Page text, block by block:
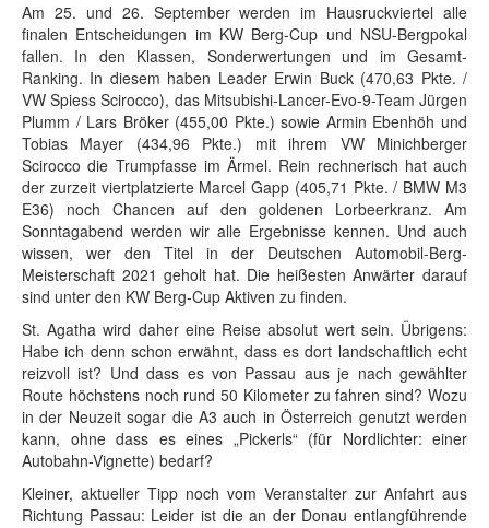
Am 25. und 26. September werden im Hausruckviertel alle
finalen Entscheidungen im KW Berg-Cup und NSU-Bergpokal
fallen. In den Klassen, Sonderwertungen und im Gesamt-
Ranking. In diesem haben Leader Erwin Buck (470,63 Pkte. /
VW Spiess Scirocco), das Mitsubishi-Lancer-Evo-9-Team Jürgen
Plumm / Lars Bröker (455,00 Pkte.) sowie Armin Ebenhöh und
Tobias Mayer (434,96 Pkte.) mit ihrem VW Minichberger
Scirocco die Trumpfasse im Ärmel. Rein rechnerisch hat auch
der zurzeit viertplatzierte Marcel Gapp (405,71 Pkte. / BMW M3
E36) noch Chancen auf den goldenen Lorbeerkranz. Am
Sonntagabend werden wir alle Ergebnisse kennen. Und auch
wissen, wer den Titel in der Deutschen Automobil-Berg-
Meisterschaft 2021 geholt hat. Die heißesten Anwärter darauf
sind unter den KW Berg-Cup Aktiven zu finden.
St. Agatha wird daher eine Reise absolut wert sein. Übrigens:
Habe ich denn schon erwähnt, dass es dort landschaftlich echt
reizvoll ist? Und dass es von Passau aus je nach gewählter
Route höchstens noch rund 50 Kilometer zu fahren sind? Wozu
in der Neuzeit sogar die A3 auch in Österreich genutzt werden
kann, ohne dass es eines „Pickerls“ (für Nordlichter: einer
Autobahn-Vignette) bedarf?
Kleiner, aktueller Tipp noch vom Veranstalter zur Anfahrt aus
Richtung Passau: Leider ist die an der Donau entlangführende